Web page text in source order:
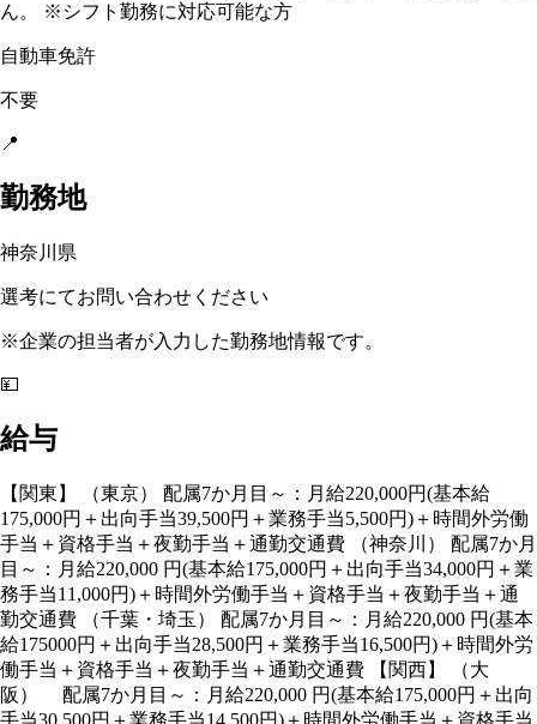
ん。 ※シフト勤務に対応可能な方
自動車免許
不要
📍
勤務地
神奈川県
選考にてお問い合わせください
※企業の担当者が入力した勤務地情報です。
💴
給与
【関東】 （東京） 配属7か月目～：月給220,000円(基本給
175,000円＋出向手当39,500円＋業務手当5,500円)＋時間外労働
手当＋資格手当＋夜勤手当＋通勤交通費 （神奈川） 配属7か月
目～：月給220,000 円(基本給175,000円＋出向手当34,000円＋業
務手当11,000円)＋時間外労働手当＋資格手当＋夜勤手当＋通
勤交通費 （千葉・埼玉） 配属7か月目～：月給220,000 円(基本
給175000円＋出向手当28,500円＋業務手当16,500円)＋時間外労
働手当＋資格手当＋夜勤手当＋通勤交通費 【関西】 （大
阪） 配属7か月目～：月給220,000 円(基本給175,000円＋出向
手当30,500円＋業務手当14,500円)＋時間外労働手当＋資格手当